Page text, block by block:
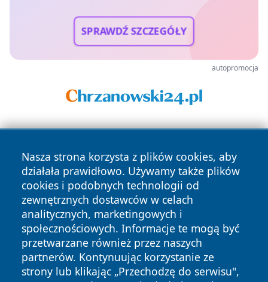
SPRAWDŹ SZCZEGÓŁY
autopromocja
Nasza strona korzysta z plików cookies, aby
działała prawidłowo. Używamy także plików
cookies i podobnych technologii od
zewnętrznych dostawców w celach
analitycznych, marketingowych i
społecznościowych. Informacje te mogą być
przetwarzane również przez naszych
partnerów. Kontynuując korzystanie ze
strony lub klikając „Przechodzę do serwisu",
Copyright © 2026 echolegnica.pl Wszystkie prawa
zastrzeżone.
News Autorzy
Polityka
Prywatności
Polityka
Cookies